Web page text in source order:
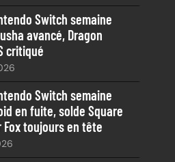
Switch semaine
avancé, Dragon
critiqué
Switch semaine
en fuite, solde Square
Fox toujours en tête